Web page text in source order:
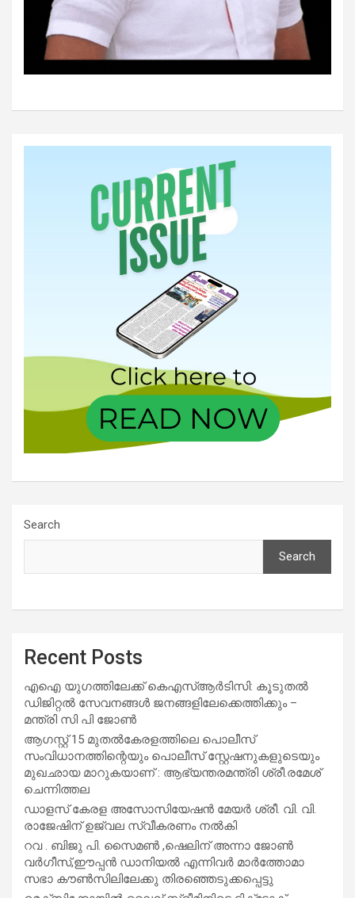
Search
Search
Recent Posts
എഐ യുഗത്തിലേക്ക് കെഎസ്ആർടിസി: കൂടുതൽ
ഡിജിറ്റൽ സേവനങ്ങൾ ജനങ്ങളിലേക്കെത്തിക്കും –
മന്ത്രി സി പി ജോൺ
ആഗസ്റ്റ് 15 മുതല്‍കേരളത്തിലെ പൊലീസ്
സംവിധാനത്തിന്റെയും പൊലീസ് സ്റ്റേഷനുകളുടെയും
മുഖഛായ മാറുകയാണ് : ആഭ്യന്തരമന്ത്രി ശ്രീ.രമേശ്
ചെന്നിത്തല
ഡാളസ് കേരള അസോസിയേഷൻ മേയർ ശ്രീ. വി. വി.
രാജേഷിന് ഉജ്വല സ്വീകരണം നൽകി
റവ . ബിജു പി. സൈമൺ ,ഷെലിന് അന്നാ ജോൺ
വർഗീസ്,ഈപ്പൻ ഡാനിയൽ എന്നിവർ മാർത്തോമാ
സഭാ കൗൺസിലിലേക്കു തിരഞ്ഞെടുക്കപ്പെട്ടു